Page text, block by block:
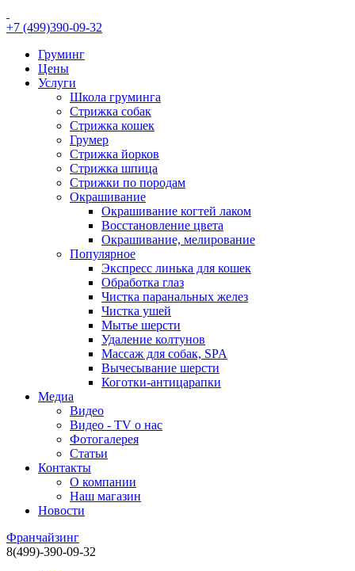
+7 (499)390-09-32
Груминг
Цены
Услуги
Школа груминга
Стрижка собак
Стрижка кошек
Грумер
Стрижка йорков
Стрижка шпица
Стрижки по породам
Окрашивание
Окрашивание когтей лаком
Восстановление цвета
Окрашивание, мелирование
Популярное
Экспресс линька для кошек
Обработка глаз
Чистка паранальных желез
Чистка ушей
Мытье шерсти
Удаление колтунов
Массаж для собак, SPA
Вычесывание шерсти
Коготки-антицарапки
Медиа
Видео
Видео - TV о нас
Фотогалерея
Статьи
Контакты
О компании
Наш магазин
Новости
Франчайзинг
8(499)-390-09-32